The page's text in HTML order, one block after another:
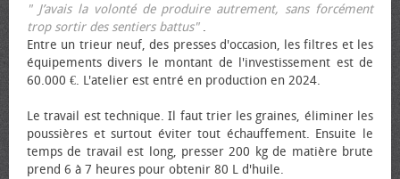
" J’avais la volonté de produire autrement, sans forcément
trop sortir des sentiers battus".
Entre un trieur neuf, des presses d'occasion, les filtres et les
équipements divers le montant de l'investissement est de
60.000 €. L'atelier est entré en production en 2024.
Le travail est technique. Il faut trier les graines, éliminer les
poussières et surtout éviter tout échauffement. Ensuite le
temps de travail est long, presser 200 kg de matière brute
prend 6 à 7 heures pour obtenir 80 L d'huile.